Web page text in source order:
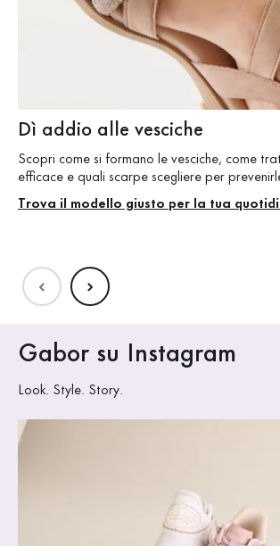
Dì addio alle vesciche
Scopri come si formano le vesciche, come
efficace e quali scarpe scegliere per
Trova il modello giusto per la tua
Gabor su Instagram
Look. Style. Story.